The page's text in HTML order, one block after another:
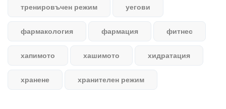
тренировъчен режим уегови
фармакология фармация фитнес
хапимото хашимото хидратация
хранене хранителен режим